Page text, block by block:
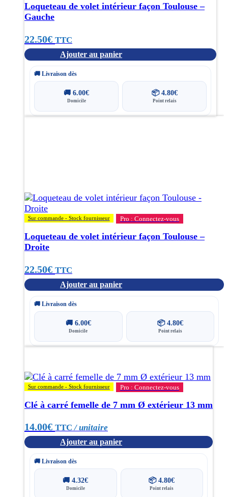
Loqueteau de volet intérieur façon Toulouse –
Gauche
22.50€ TTC
Ajouter au panier
🚚 Livraison dès
🚚6.00€
Domicile
📦 4.80€
Point relais
Sur commande - Stock fournisseur Pro : Connectez-vous
Loqueteau de volet intérieur façon Toulouse –
Droite
22.50€ TTC
Ajouter au panier
🚚 Livraison dès
🚚 6.00€
Domicile
📦 4.80€
Point relais
Sur commande - Stock fournisseur Pro : Connectez-vous
Clé à carré femelle de 7 mm Ø extérieur 13 mm
14.00€ TTC / unitaire
Ajouter au panier
🚚 Livraison dès
🚚4.32€
Domicile
📦4.80€
Point relais